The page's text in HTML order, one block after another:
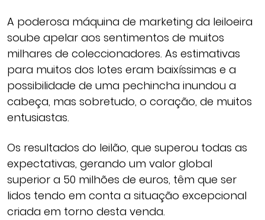
A poderosa máquina de marketing da leiloeira
soube apelar aos sentimentos de muitos
milhares de coleccionadores. As estimativas
para muitos dos lotes eram baixíssimas e a
possibilidade de uma pechincha inundou a
cabeça, mas sobretudo, o coração, de muitos
entusiastas.
Os resultados do leilão, que superou todas as
expectativas, gerando um valor global
superior a 50 milhões de euros, têm que ser
lidos tendo em conta a situação excepcional
criada em torno desta venda.